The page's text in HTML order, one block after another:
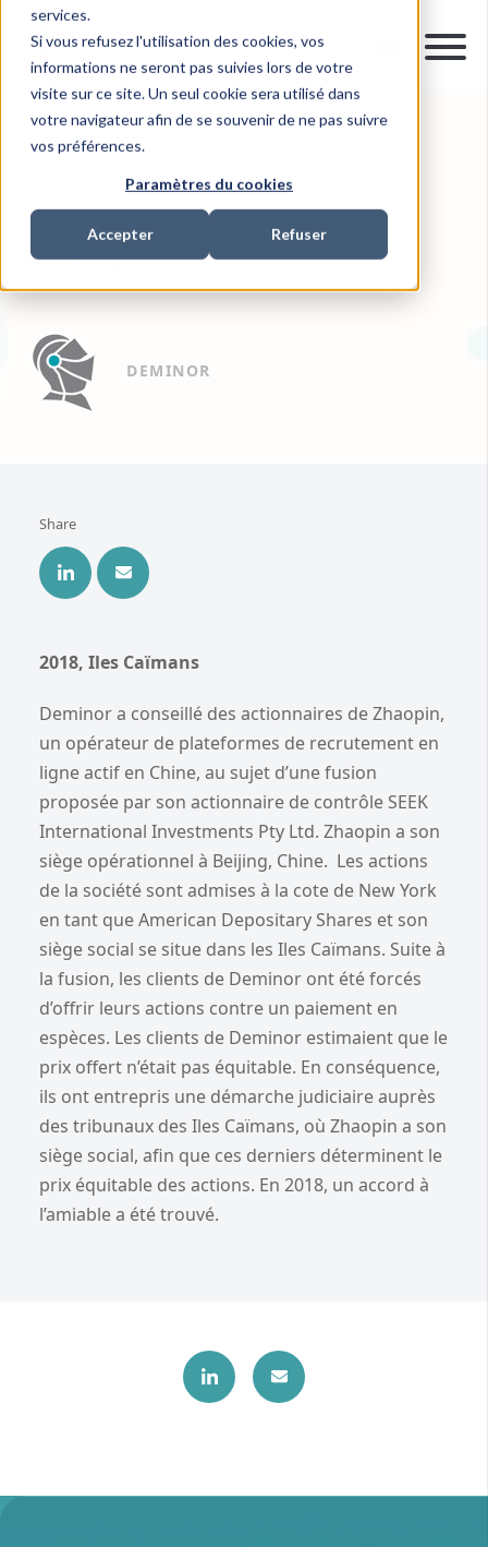
services.
Si vous refusez l'utilisation des cookies, vos
informations ne seront pas suivies lors de votre
visite sur ce site. Un seul cookie sera utilisé dans
votre navigateur afin de se souvenir de ne pas suivre
vos préférences.
Paramètres du cookies
Accepter Refuser
10 JUIL. 2019
INVESTMENT RECOVERY
Zhaopin
DEMINOR
Share
2018, Iles Caïmans
Deminor a conseillé des actionnaires de Zhaopin,
un opérateur de plateformes de recrutement en
ligne actif en Chine, au sujet d’une fusion
proposée par son actionnaire de contrôle SEEK
International Investments Pty Ltd. Zhaopin a son
siège opérationnel à Beijing, Chine. Les actions
de la société sont admises à la cote de New York
en tant que American Depositary Shares et son
siège social se situe dans les Iles Caïmans. Suite à
la fusion, les clients de Deminor ont été forcés
d’offrir leurs actions contre un paiement en
espèces. Les clients de Deminor estimaient que le
prix offert n’était pas équitable. En conséquence,
ils ont entrepris une démarche judiciaire auprès
des tribunaux des Iles Caïmans, où Zhaopin a son
siège social, afin que ces derniers déterminent le
prix équitable des actions. En 2018, un accord à
l’amiable a été trouvé.